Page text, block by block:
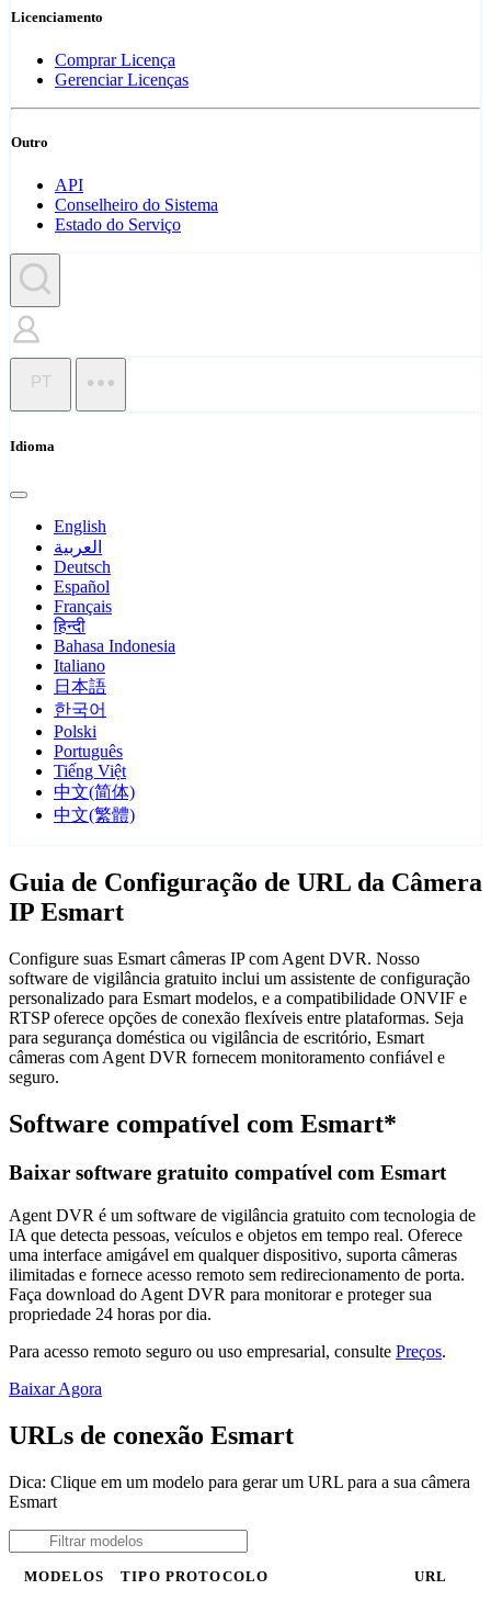
Licenciamento
Comprar Licença
Gerenciar Licenças
Outro
API
Conselheiro do Sistema
Estado do Serviço
PT
Idioma
English
العربية
Deutsch
Español
Français
हिन्दी
Bahasa Indonesia
Italiano
日本語
한국어
Polski
Português
Tiếng Việt
中文(简体)
中文(繁體)
Guia de Configuração de URL da Câmera
IP Esmart
Configure suas Esmart câmeras IP com Agent DVR. Nosso
software de vigilância gratuito inclui um assistente de configuração
personalizado para Esmart modelos, e a compatibilidade ONVIF e
RTSP oferece opções de conexão flexíveis entre plataformas. Seja
para segurança doméstica ou vigilância de escritório, Esmart
câmeras com Agent DVR fornecem monitoramento confiável e
seguro.
Software compatível com Esmart*
Baixar software gratuito compatível com Esmart
Agent DVR é um software de vigilância gratuito com tecnologia de
IA que detecta pessoas, veículos e objetos em tempo real. Oferece
uma interface amigável em qualquer dispositivo, suporta câmeras
ilimitadas e fornece acesso remoto sem redirecionamento de porta.
Faça download do Agent DVR para monitorar e proteger sua
propriedade 24 horas por dia.
Para acesso remoto seguro ou uso empresarial, consulte Preços.
Baixar Agora
URLs de conexão Esmart
Dica: Clique em um modelo para gerar um URL para a sua câmera
Esmart
MODELOS TIPO PROTOCOLO URL